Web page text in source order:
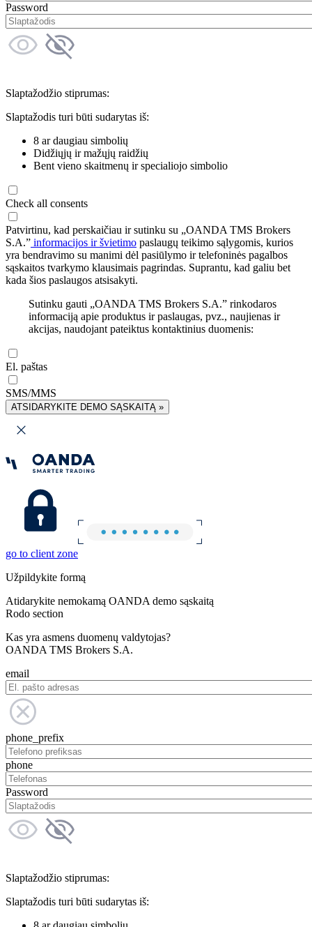
Password
Slaptažodžio stiprumas:
Slaptažodis turi būti sudarytas iš:
8 ar daugiau simbolių
Didžiųjų ir mažųjų raidžių
Bent vieno skaitmenų ir specialiojo simbolio
Check all consents
Patvirtinu, kad perskaičiau ir sutinku su „OANDA TMS Brokers
S.A.” informacijos ir švietimo paslaugų teikimo sąlygomis, kurios
yra bendravimo su manimi dėl pasiūlymo ir telefoninės pagalbos
sąskaitos tvarkymo klausimais pagrindas. Suprantu, kad galiu bet
kada šios paslaugos atsisakyti.
Sutinku gauti „OANDA TMS Brokers S.A.” rinkodaros
informaciją apie produktus ir paslaugas, pvz., naujienas ir
akcijas, naudojant pateiktus kontaktinius duomenis:
El. paštas
SMS/MMS
ATSIDARYKITE DEMO SĄSKAITĄ »
go to client zone
Užpildykite formą
Atidarykite nemokamą OANDA demo sąskaitą
Rodo section
Kas yra asmens duomenų valdytojas?
OANDA TMS Brokers S.A.
email
phone_prefix
phone
Password
Slaptažodžio stiprumas:
Slaptažodis turi būti sudarytas iš: